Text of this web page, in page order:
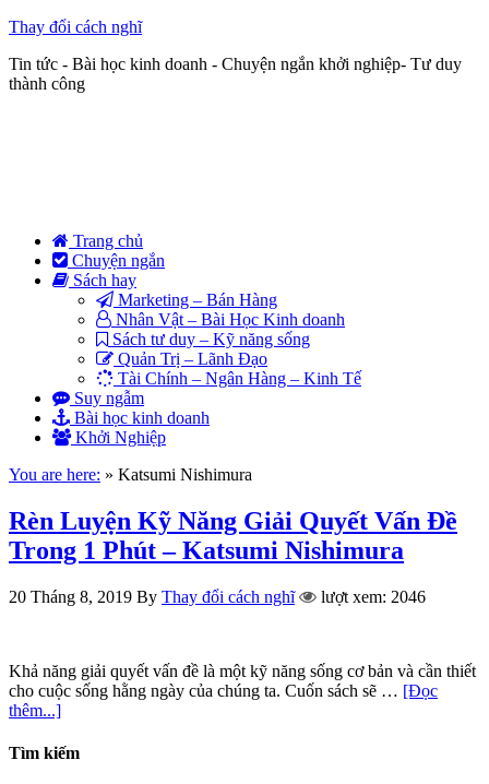
Thay đổi cách nghĩ
Tin tức - Bài học kinh doanh - Chuyện ngắn khởi nghiệp- Tư duy
thành công
Trang chủ
Chuyện ngắn
Sách hay
Marketing – Bán Hàng
Nhân Vật – Bài Học Kinh doanh
Sách tư duy – Kỹ năng sống
Quản Trị – Lãnh Đạo
Tài Chính – Ngân Hàng – Kinh Tế
Suy ngẫm
Bài học kinh doanh
Khởi Nghiệp
You are here: » Katsumi Nishimura
Rèn Luyện Kỹ Năng Giải Quyết Vấn Đề
Trong 1 Phút – Katsumi Nishimura
20 Tháng 8, 2019 By Thay đổi cách nghĩ lượt xem: 2046
Khả năng giải quyết vấn đề là một kỹ năng sống cơ bản và cần thiết
cho cuộc sống hằng ngày của chúng ta. Cuốn sách sẽ … [Đọc
thêm...]
Tìm kiếm